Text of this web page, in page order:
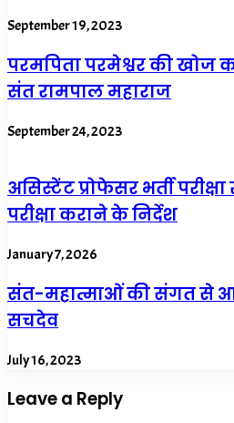
September 19, 2023
परमपिता परमेश्वर की खोज
संत रामपाल महाराज
September 24, 2023
असिस्टेंट प्रोफेसर भर्ती
परीक्षा कराने के निर्देश
January 7, 2026
संत-महात्माओं की संगत से
सचदेव
July 16, 2023
Leave a Reply